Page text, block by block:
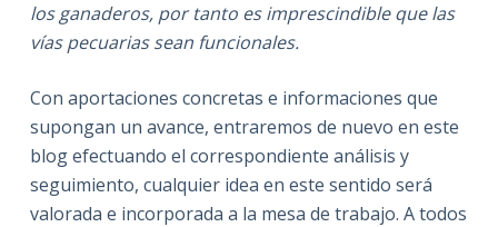
los ganaderos, por tanto es imprescindible que las
vías pecuarias sean funcionales.
Con aportaciones concretas e informaciones que
supongan un avance, entraremos de nuevo en este
blog efectuando el correspondiente análisis y
seguimiento, cualquier idea en este sentido será
valorada e incorporada a la mesa de trabajo. A todos